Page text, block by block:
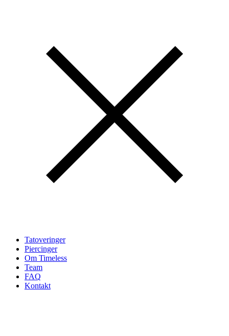
Tatoveringer
Piercinger
Om Timeless
Team
FAQ
Kontakt